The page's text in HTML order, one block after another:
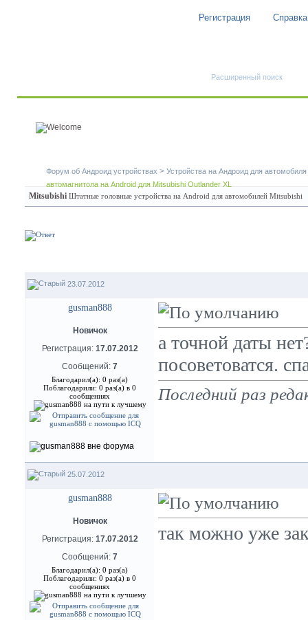
Регистрация Справка
Расширенный поиск
Форум об Андроид устройствах > Устройства на Андроид для автомобиля
автомагнитола на Android для Mitsubishi Outlander XL
Mitsubishi Штатные головные устройства на Android для автомобилей Mitsubishi
23.07.2012
gusman888
Новичок
Регистрация: 17.07.2012
Сообщений: 7
Благодарил(а): 0 раз(а)
Поблагодарили: 0 раз(а) в 0
сообщениях
а точной даты
посоветоватся.
Последний раз
25.07.2012
gusman888
Новичок
Регистрация: 17.07.2012
Сообщений: 7
Благодарил(а): 0 раз(а)
Поблагодарили: 0 раз(а) в 0
сообщениях
так можно уже